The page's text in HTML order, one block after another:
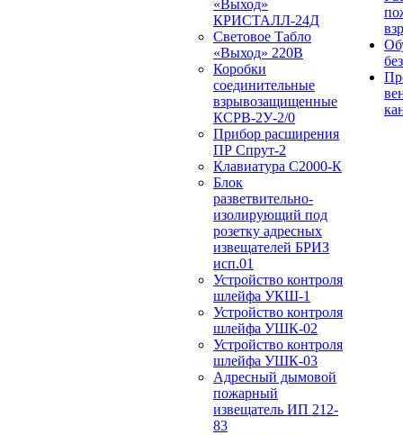
«Выход»
КРИСТАЛЛ-24Д
Световое Табло
«Выход» 220В
Коробки
соединительные
взрывозащищенные
КСРВ-2У-2/0
Прибор расширения
ПР Спрут-2
Клавиатура С2000-К
Блок
разветвительно-
изолирующий под
розетку адресных
извещателей БРИЗ
исп.01
Устройство контроля
шлейфа УКШ-1
Устройство контроля
шлейфа УШК-02
Устройство контроля
шлейфа УШК-03
Адресный дымовой
пожарный
извещатель ИП 212-
83